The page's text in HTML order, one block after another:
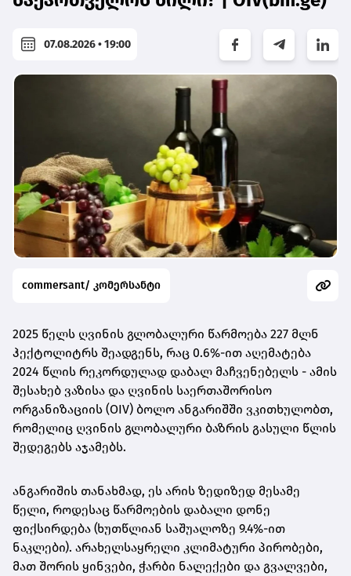
07.08.2026 • 19:00
commersant/ კომერსანტი
2025 წელს ღვინის გლობალური წარმოება 227 მლნ
ჰექტოლიტრს შეადგენს, რაც 0.6%-ით აღემატება
2024 წლის რეკორდულად დაბალ მაჩვენებელს - ამის
შესახებ ვაზისა და ღვინის საერთაშორისო
ორგანიზაციის (OIV) ბოლო ანგარიშში ვკითხულობთ,
რომელიც ღვინის გლობალური ბაზრის გასული წლის
შედეგებს აჯამებს.
ანგარიშის თანახმად, ეს არის ზედიზედ მესამე
წელი, როდესაც წარმოების დაბალი დონე
ფიქსირდება (ხუთწლიან საშუალოზე 9.4%-ით
ნაკლები). არახელსაყრელი კლიმატური პირობები,
მათ შორის ყინვები, ჭარბი ნალექები და გვალვები,